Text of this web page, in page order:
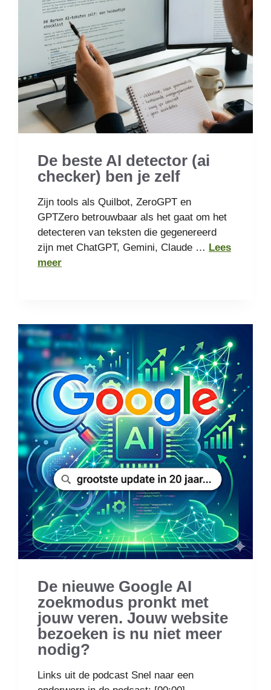
De beste AI detector (ai
checker) ben je zelf
Zijn tools als Quilbot, ZeroGPT en
GPTZero betrouwbaar als het gaat om het
detecteren van teksten die gegenereerd
zijn met ChatGPT, Gemini, Claude … Lees
meer
De nieuwe Google AI
zoekmodus pronkt met
jouw veren. Jouw website
bezoeken is nu niet meer
nodig?
Links uit de podcast Snel naar een